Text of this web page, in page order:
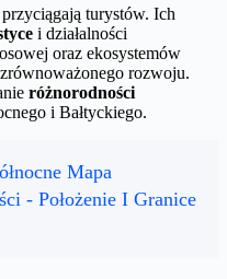
turystów. Ich
i działalności
oraz ekosystemów
rozwoju.
różnorodności
i Bałtyckiego.
Mapa
- Położenie I Granice